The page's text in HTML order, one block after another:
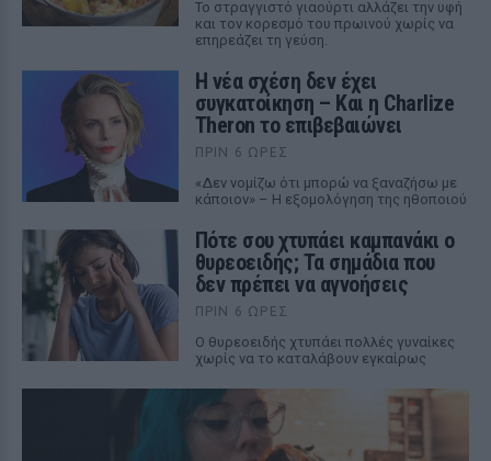
Το στραγγιστό γιαούρτι αλλάζει την υφή
και τον κορεσμό του πρωινού χωρίς να
επηρεάζει τη γεύση.
Η νέα σχέση δεν έχει
συγκατοίκηση – Και η Charlize
Theron το επιβεβαιώνει
ΠΡΙΝ 6 ΏΡΕΣ
«Δεν νομίζω ότι μπορώ να ξαναζήσω με
κάποιον» – Η εξομολόγηση της ηθοποιού
Πότε σου χτυπάει καμπανάκι ο
θυρεοειδής; Τα σημάδια που
δεν πρέπει να αγνοήσεις
ΠΡΙΝ 6 ΏΡΕΣ
Ο θυρεοειδής χτυπάει πολλές γυναίκες
χωρίς να το καταλάβουν εγκαίρως